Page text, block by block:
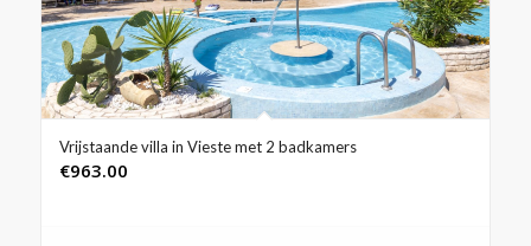
Vrijstaande villa in Vieste met 2 badkamers
€963.00